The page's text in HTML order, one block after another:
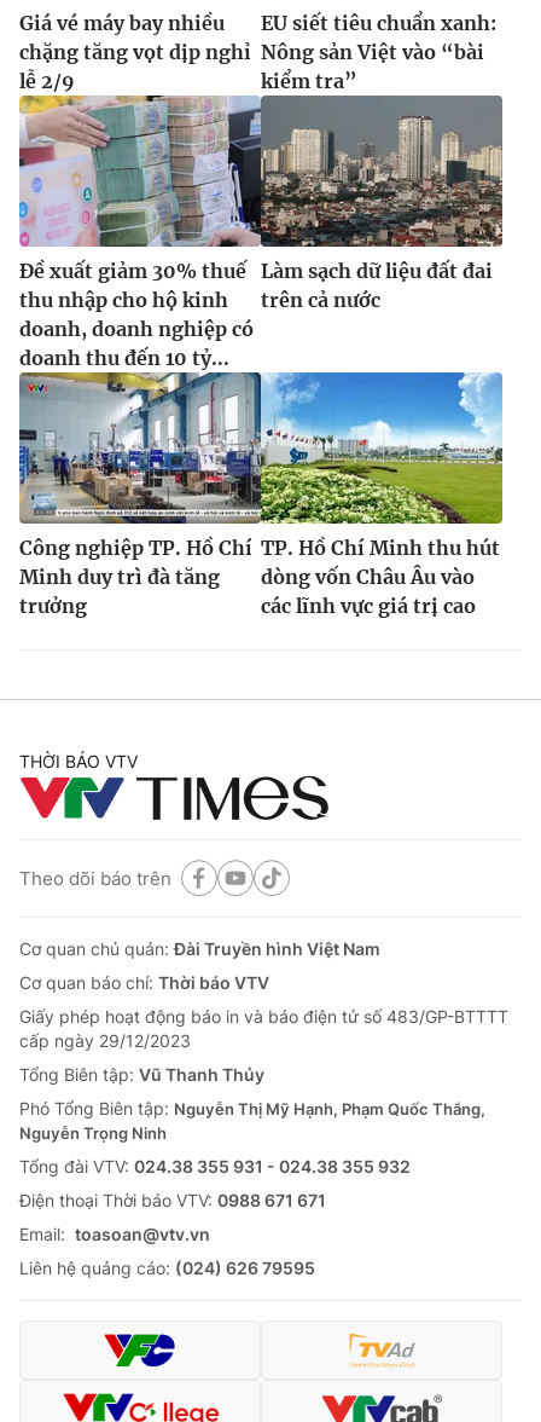
Giá vé máy bay nhiều
chặng tăng vọt dịp nghỉ
lễ 2/9
EU siết tiêu chuẩn xanh:
Nông sản Việt vào “bài
kiểm tra”
Đề xuất giảm 30% thuế
thu nhập cho hộ kinh
doanh, doanh nghiệp có
doanh thu đến 10 tỷ...
Làm sạch dữ liệu đất đai
trên cả nước
Công nghiệp TP. Hồ Chí
Minh duy trì đà tăng
trưởng
TP. Hồ Chí Minh thu hút
dòng vốn Châu Âu vào
các lĩnh vực giá trị cao
THỜI BÁO VTV
Theo dõi báo trên
Cơ quan chủ quản:Đài Truyền hình Việt Nam
Cơ quan báo chí: Thời báo VTV
Giấy phép hoạt động báo in và báo điện tử số 483/GP-BTTTT
cấp ngày 29/12/2023
Tổng Biên tập: Vũ Thanh Thủy
Phó Tổng Biên tập: Nguyễn Thị Mỹ Hạnh, Phạm Quốc Thắng,
Nguyễn Trọng Ninh
Tổng đài VTV: 024.38 355 931 - 024.38 355 932
Ðiện thoại Thời báo VTV: 0988 671 671
Email: toasoan@vtv.vn
Liên hệ quảng cáo: (024) 626 79595